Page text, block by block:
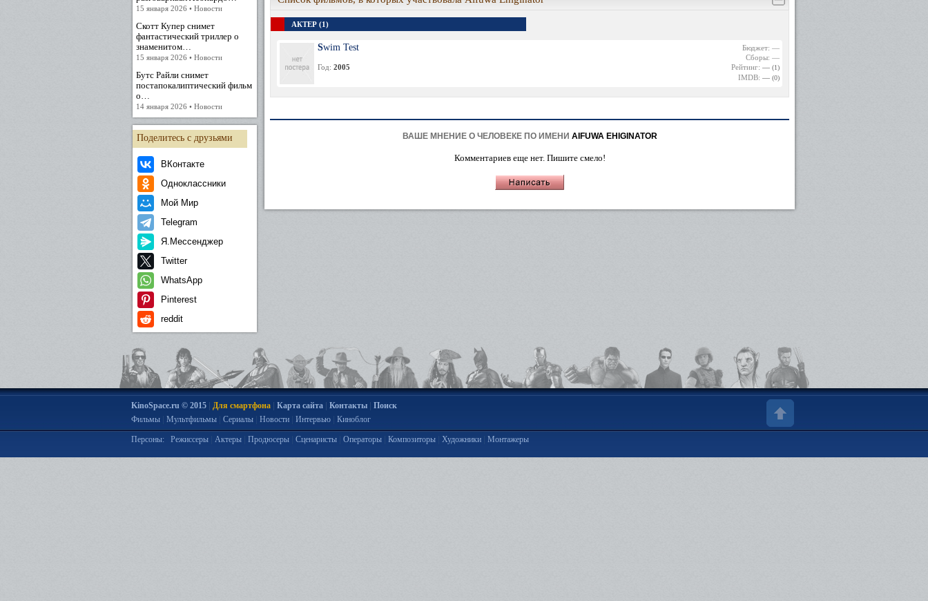
15 января 2026 • Новости
Скотт Купер снимет
фантастический триллер о
знаменитом…
15 января 2026 • Новости
Бутс Райли снимет
постапокалиптический фильм
о…
14 января 2026 • Новости
Поделитесь с друзьями
ВКонтакте
Одноклассники
Мой Мир
Telegram
Я.Мессенджер
Twitter
WhatsApp
Pinterest
reddit
АКТЕР (1)
Swim Test
Год: 2005
Бюджет: —
Сборы: —
Рейтинг: — (1)
IMDB: — (0)
ВАШЕ МНЕНИЕ О ЧЕЛОВЕКЕ ПО ИМЕНИ AIFUWA EHIGINATOR
Комментариев еще нет. Пишите смело!
KinoSpace.ru © 2015| Для смартфона| Карта сайта| Контакты| Поиск
Фильмы| Мультфильмы| Сериалы| Новости| Интервью| Киноблог
Персоны: Режиссеры| Актеры| Продюсеры| Сценаристы| Операторы| Композиторы| Художники| Монтажеры